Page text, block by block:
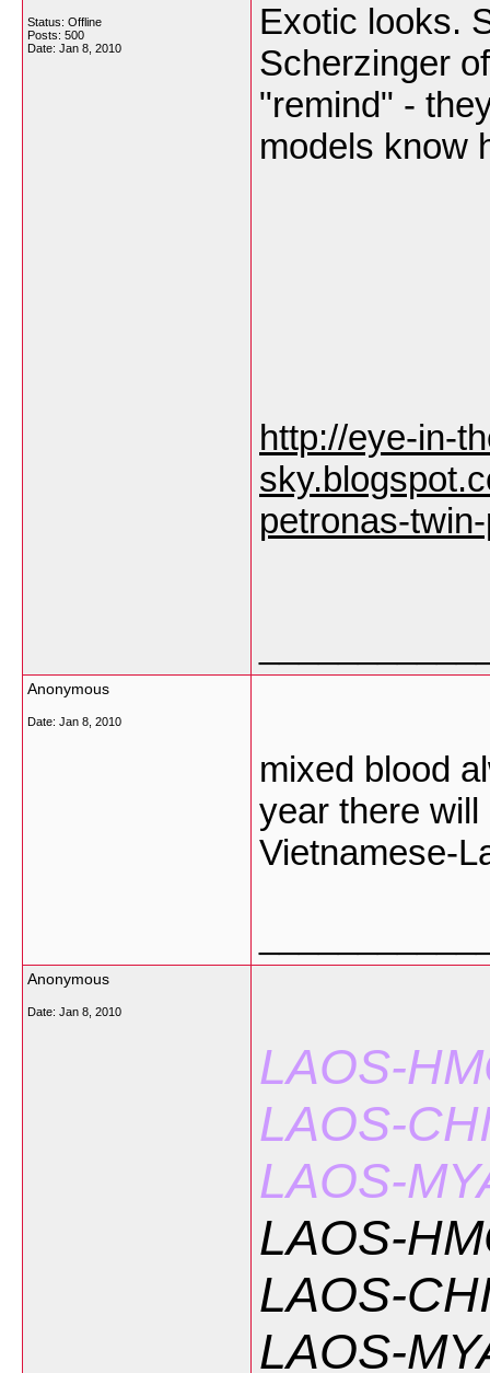
Status: Offline
Posts: 500
Date: Jan 8, 2010
Exotic looks.
Scherzinger
"remind" -
models know
http://eye-in-
petronas-
Anonymous
Date: Jan 8, 2010
mixed blood
year there
Vietnamese-
Anonymous
Date: Jan 8, 2010
LAOS-
LAOS-
LAOS-
LAOS-
LAOS-
LAOS-